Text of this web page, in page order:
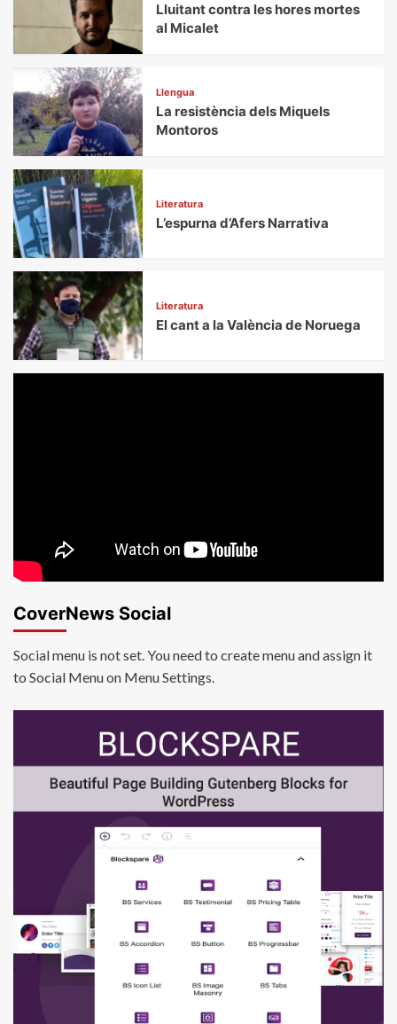
Lluitant contra les hores mortes
al Micalet
Llengua
La resistència dels Miquels
Montoros
Literatura
L’espurna d’Afers Narrativa
Literatura
El cant a la València de Noruega
CoverNews Social
Social menu is not set. You need to create menu and assign it
to Social Menu on Menu Settings.